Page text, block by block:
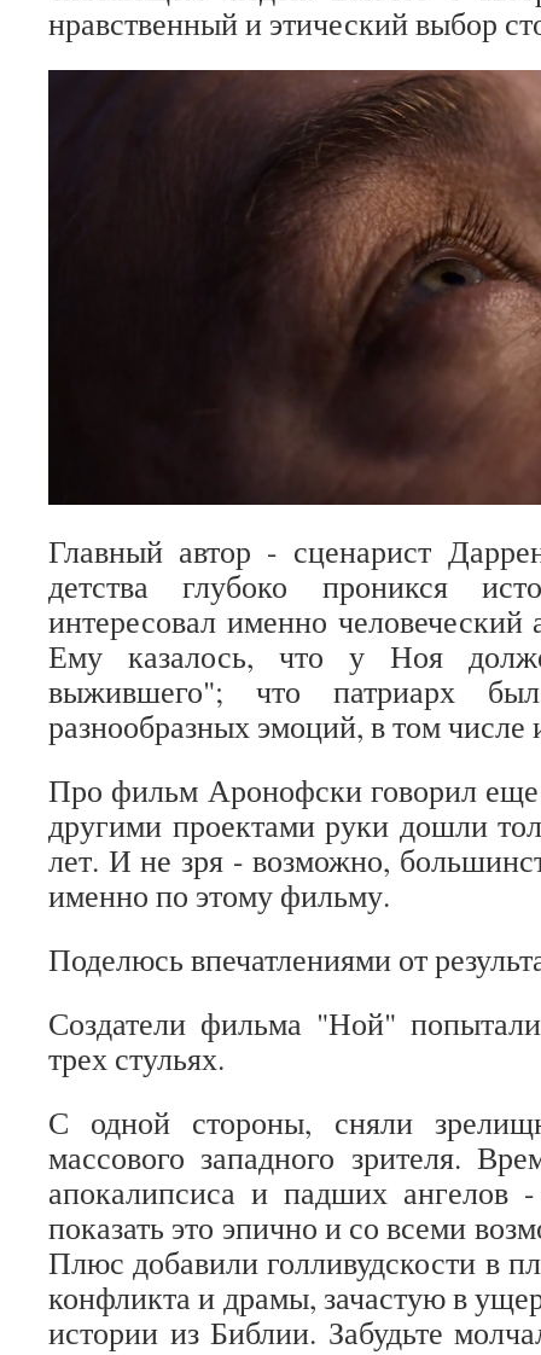
нравственный и этический выбор
Главный автор - сценарист
детства глубоко проникся
интересовал именно человеческий
Ему казалось, что у Ноя
выжившего"; что патриарх
разнообразных эмоций, в том
Про фильм Аронофски говорил
другими проектами руки дошли
лет. И не зря - возможно,
именно по этому фильму.
Поделюсь впечатлениями от
Создатели фильма "Ной"
трех стульях.
С одной стороны, сняли
массового западного зрителя.
апокалипсиса и падших ангелов
показать это эпично и со всеми
Плюс добавили голливудскости в
конфликта и драмы, зачастую в
истории из Библии. Забудьте